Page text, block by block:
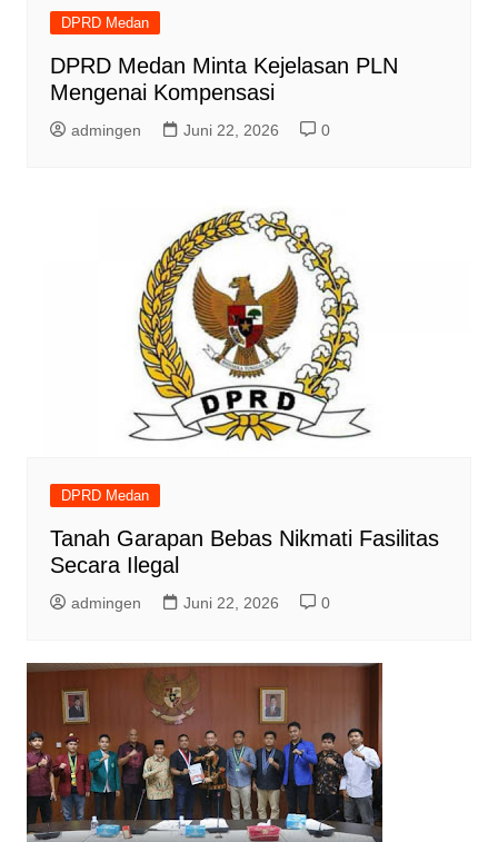
DPRD Medan
DPRD Medan Minta Kejelasan PLN
Mengenai Kompensasi
admingen Juni 22, 2026 0
DPRD Medan
Tanah Garapan Bebas Nikmati Fasilitas
Secara Ilegal
admingen Juni 22, 2026 0